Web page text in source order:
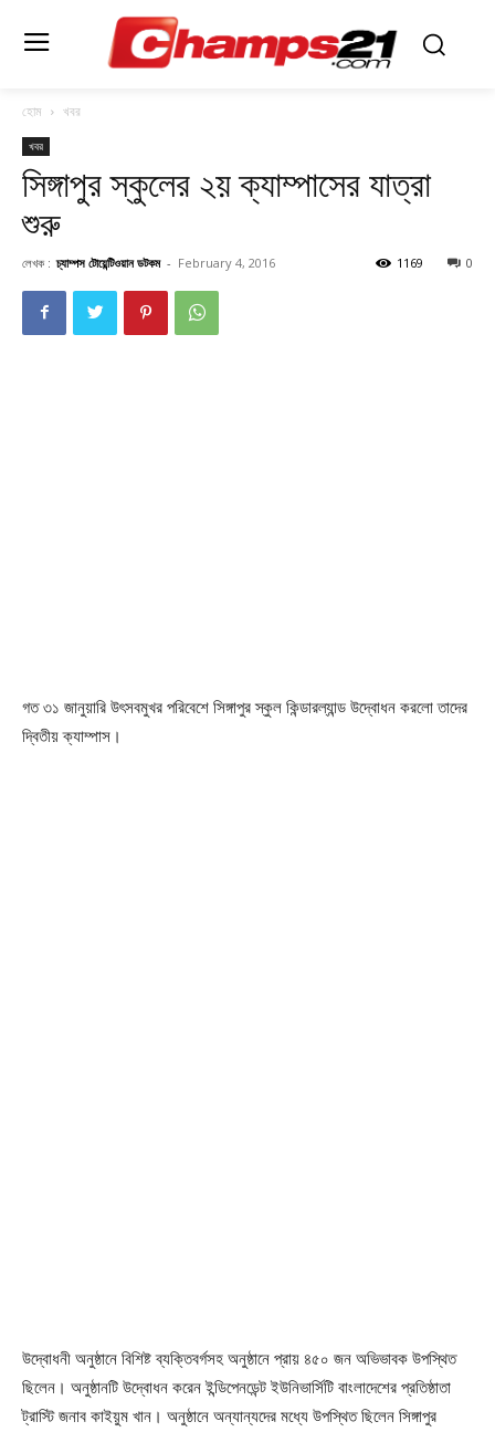
হোম খবর
খবর
সিঙ্গাপুর স্কুলের ২য় ক্যাম্পাসের যাত্রা
শুরু
লেখক : চ্যাম্পস টোয়েন্টিওয়ান ডটকম - February 4, 2016 0
1169
গত ৩১ জানুয়ারি উৎসবমুখর পরিবেশে সিঙ্গাপুর স্কুল কিন্ডারল্যান্ড উদ্বোধন করলো তাদের
দ্বিতীয় ক্যাম্পাস।
উদ্বোধনী অনুষ্ঠানে বিশিষ্ট ব্যক্তিবর্গসহ অনুষ্ঠানে প্রায় ৪৫০ জন অভিভাবক উপস্থিত
ছিলেন। অনুষ্ঠানটি উদ্বোধন করেন ইন্ডিপেনডেন্ট ইউনিভার্সিটি বাংলাদেশের প্রতিষ্ঠাতা
ট্রাস্টি জনাব কাইয়ুম খান। অনুষ্ঠানে অন্যান্যদের মধ্যে উপস্থিত ছিলেন সিঙ্গাপুর